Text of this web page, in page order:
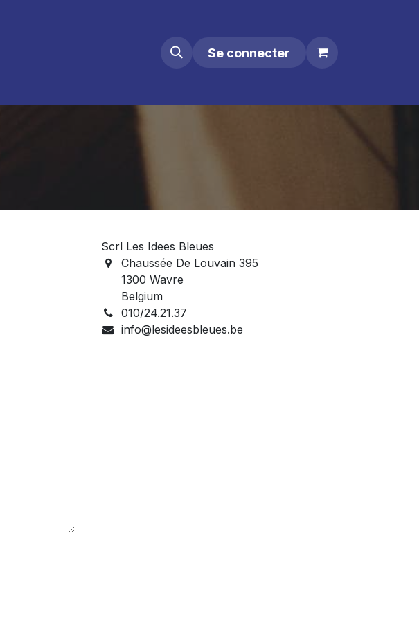
Se connecter
Scrl Les Idees Bleues
Chaussée De Louvain 395
1300 Wavre
Belgium
010/24.21.37
info@lesideesbleues.be